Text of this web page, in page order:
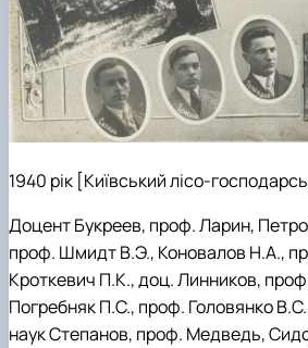
1940 рік [Київський лісо-
Доцент Букреев, проф. Ларин,
проф. Шмидт В.Э., Коновалов Н.А.,
Кроткевич П.К., доц. Линников,
Погребняк П.С., проф. Головянко
наук Степанов, проф. Медведь,